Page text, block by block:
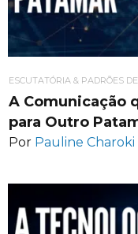
ESCUTATÓRIA & PADRÕES
A Comunicação
para Outro
Por Pauline Charoki